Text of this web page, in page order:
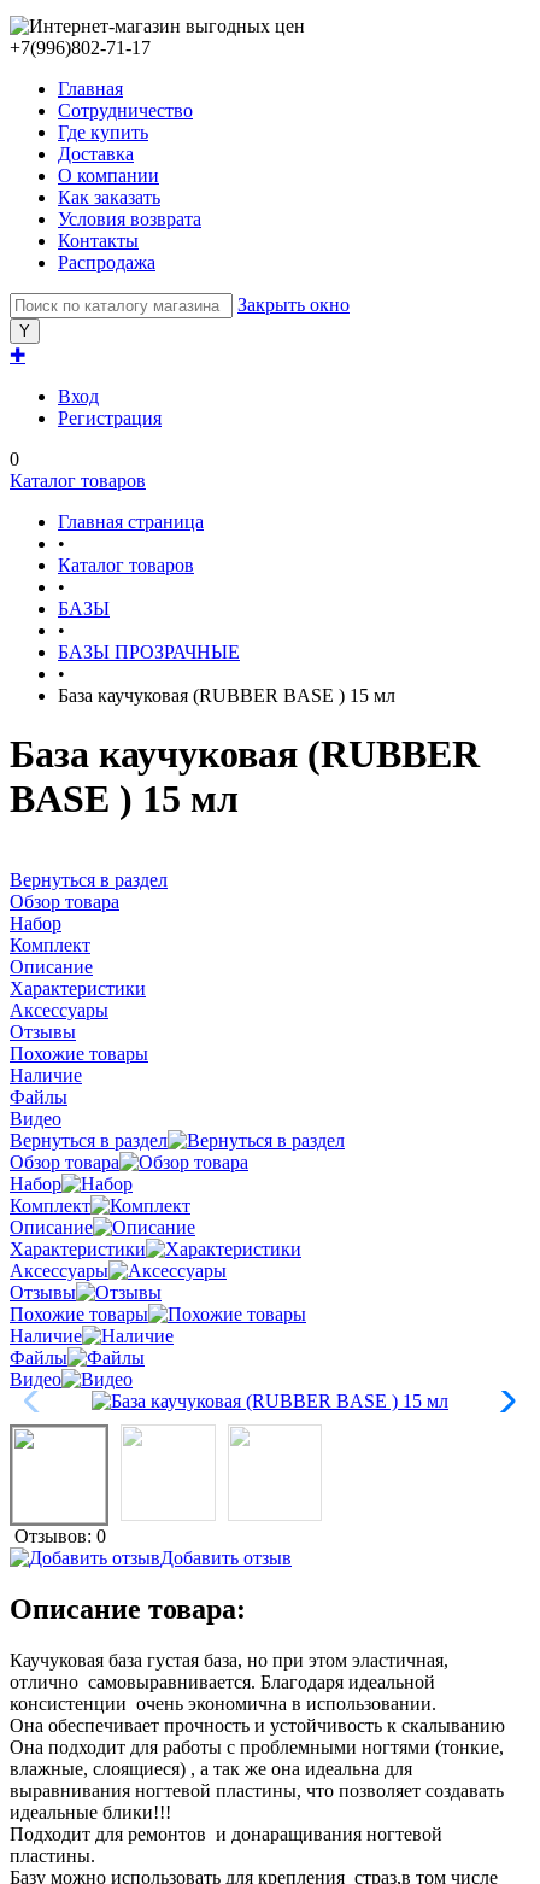
+7(996)802-71-17
Главная
Сотрудничество
Где купить
Доставка
О компании
Как заказать
Условия возврата
Контакты
Распродажа
Закрыть окно
✚
Вход
Регистрация
0
Каталог товаров
Главная страница
•
Каталог товаров
•
БАЗЫ
•
БАЗЫ ПРОЗРАЧНЫЕ
•
База каучуковая (RUBBER BASE ) 15 мл
База каучуковая (RUBBER
BASE ) 15 мл
Вернуться в раздел
Обзор товара
Набор
Комплект
Описание
Характеристики
Аксессуары
Отзывы
Похожие товары
Наличие
Файлы
Видео
Вернуться в раздел
Обзор товара
Набор
Комплект
Описание
Характеристики
Аксессуары
Отзывы
Похожие товары
Наличие
Файлы
Видео
Отзывов: 0
Добавить отзыв
Описание товара:
Каучуковая база густая база, но при этом эластичная,
отлично самовыравнивается. Благодаря идеальной
консистенции очень экономична в использовании.
Она обеспечивает прочность и устойчивость к скалыванию
Она подходит для работы с проблемными ногтями (тонкие,
влажные, слоящиеся) , а так же она идеальна для
выравнивания ногтевой пластины, что позволяет создавать
идеальные блики!!!
Подходит для ремонтов и донаращивания ногтевой
пластины.
Базу можно использовать для крепления страз,в том числе